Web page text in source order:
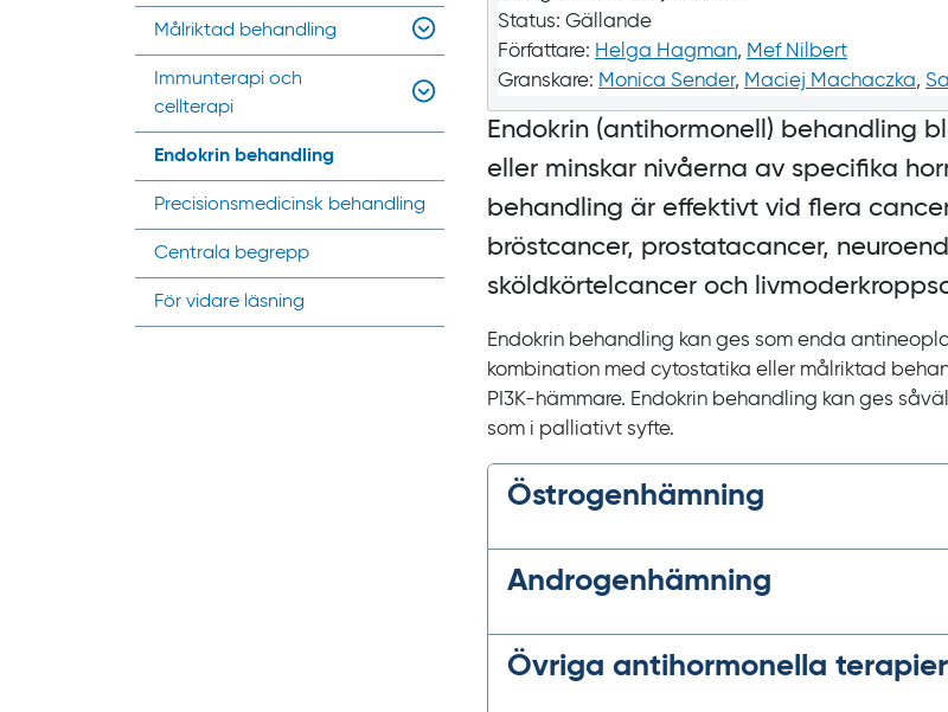
Status: Gällande
Författare: Helga Hagman, Mef Nilbert
Granskare: Monica Sender, Maciej Machaczka,
Endokrin (antihormonell) behandling
eller minskar nivåerna av specifika
behandling är effektivt vid flera
bröstcancer, prostatacancer,
sköldkörtelcancer och
Endokrin behandling kan ges som enda
kombination med cytostatika eller målriktad
PI3K‍-‍hämmare. Endokrin behandling kan ges
som i palliativt syfte.
Östrogenhämning
Androgenhämning
Övriga antihormonella terapier
Målriktad behandling
Immunterapi och
cellterapi
Endokrin behandling
Precisions­medicinsk behandling
Centrala begrepp
För vidare läsning